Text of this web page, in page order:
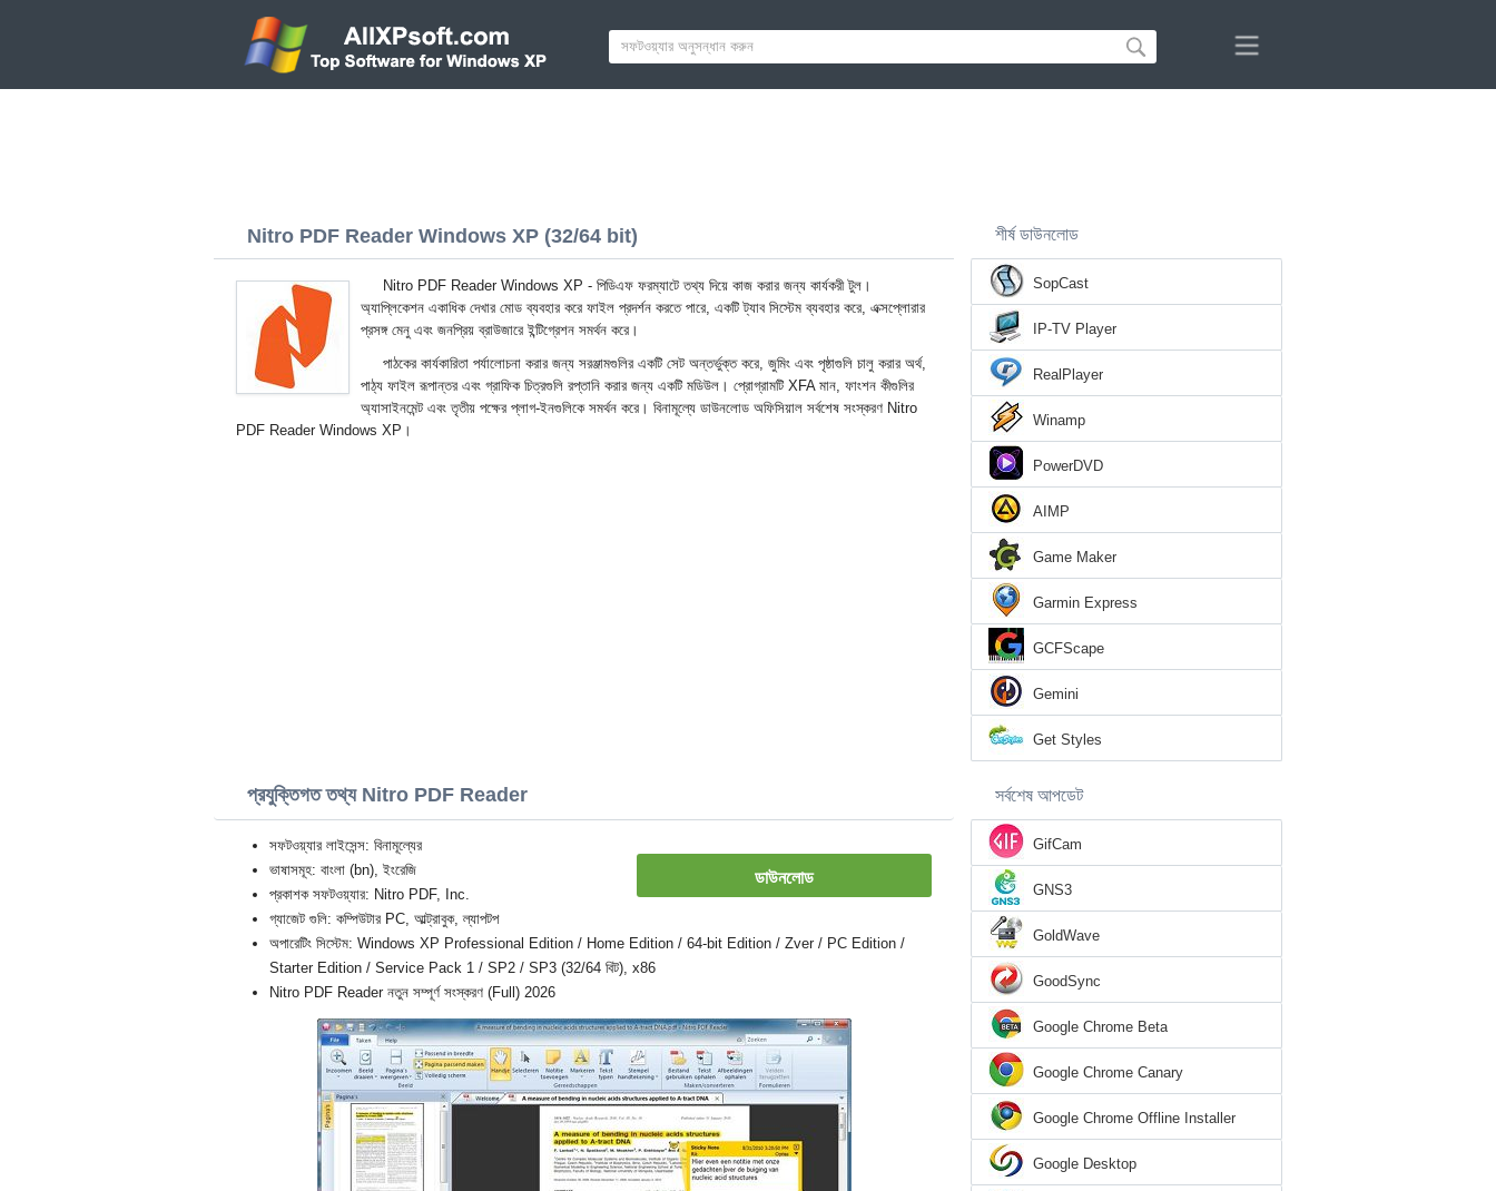
Nitro PDF Reader Windows XP (32/64 bit)
Nitro PDF Reader Windows XP - পিডিএফ ফরম্যাটে তথ্য দিয়ে কাজ করার জন্য কার্যকরী টুল।
অ্যাপ্লিকেশন একাধিক দেখার মোড ব্যবহার করে ফাইল প্রদর্শন করতে পারে, একটি ট্যাব সিস্টেম ব্যবহার করে, এক্সপ্লোরার
প্রসঙ্গ মেনু এবং জনপ্রিয় ব্রাউজারে ইন্টিগ্রেশন সমর্থন করে।
পাঠকের কার্যকারিতা পর্যালোচনা করার জন্য সরঞ্জামগুলির একটি সেট অন্তর্ভুক্ত করে, জুমিং এবং পৃষ্ঠাগুলি চালু করার অর্থ,
পাঠ্য ফাইল রূপান্তর এবং গ্রাফিক চিত্রগুলি রপ্তানি করার জন্য একটি মডিউল। প্রোগ্রামটি XFA মান, ফাংশন কীগুলির
অ্যাসাইনমেন্ট এবং তৃতীয় পক্ষের প্লাগ-ইনগুলিকে সমর্থন করে। বিনামূল্যে ডাউনলোড অফিসিয়াল সর্বশেষ সংস্করণ Nitro
PDF Reader Windows XP।
প্রযুক্তিগত তথ্য Nitro PDF Reader
ডাউনলোড
সফটওয়্যার লাইসেন্স: বিনামূল্যের
ভাষাসমূহ: বাংলা (bn), ইংরেজি
প্রকাশক সফটওয়্যার: Nitro PDF, Inc.
গ্যাজেট গুলি: কম্পিউটার PC, আল্ট্রাবুক, ল্যাপটপ
অপারেটিং সিস্টেম: Windows XP Professional Edition / Home Edition / 64-bit Edition / Zver / PC Edition /
Starter Edition / Service Pack 1 / SP2 / SP3 (32/64 বিট), x86
Nitro PDF Reader নতুন সম্পূর্ণ সংস্করণ (Full) 2026
শীর্ষ ডাউনলোড
SopCast
IP-TV Player
RealPlayer
Winamp
PowerDVD
AIMP
Game Maker
Garmin Express
GCFScape
Gemini
Get Styles
সর্বশেষ আপডেট
GifCam
GNS3
GoldWave
GoodSync
Google Chrome Beta
Google Chrome Canary
Google Chrome Offline Installer
Google Desktop